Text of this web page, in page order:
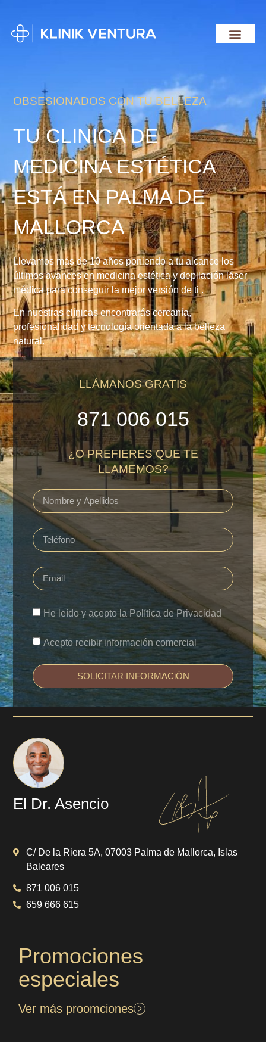
OBSESIONADOS CON TU BELLEZA
TU CLINICA DE
MEDICINA ESTÉTICA
ESTÁ EN PALMA DE
MALLORCA
Llevamos más de 10 años poniendo a tu alcance los
últimos avances en medicina estética y depilación láser
médica para conseguir la mejor versión de ti .
En nuestras clínicas encontrarás cercanía,
profesionalidad y tecnología orientada a la belleza
natural.
LLÁMANOS GRATIS
871 006 015
¿O PREFIERES QUE TE
LLAMEMOS?
He leído y acepto la Política de Privacidad
Acepto recibir información comercial
SOLICITAR INFORMACiÓN
El Dr. Asencio
C/ De la Riera 5A, 07003 Palma de Mallorca, Islas
Baleares
871 006 015
659 666 615
Promociones
especiales
Ver más proomciones